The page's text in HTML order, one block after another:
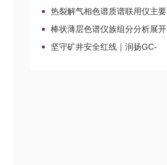
二甲基乙醇胺、N-乙基二乙醇胺和
三乙醇胺的气相色谱仪测定
热裂解气相色谱质谱联用仪主要
应用领域
棒状薄层色谱仪族组分分析展开
剂的选择
坚守矿井安全红线｜润扬GC-